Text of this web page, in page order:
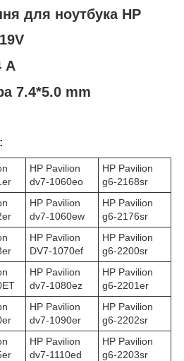
для ноутбука HP
A
7.4*5.0 mm
HP Pavilion
dv7-1060eo
HP Pavilion
g6-2168sr
HP Pavilion
dv7-1060ew
HP Pavilion
g6-2176sr
HP Pavilion
DV7-1070ef
HP Pavilion
g6-2200sr
HP Pavilion
dv7-1080ez
HP Pavilion
g6-2201er
HP Pavilion
dv7-1090er
HP Pavilion
g6-2202sr
HP Pavilion
dv7-1110ed
HP Pavilion
g6-2203sr